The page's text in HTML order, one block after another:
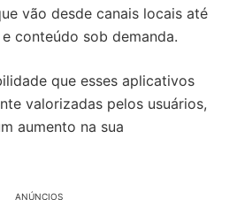
vão desde canais locais até
conteúdo sob demanda.
que esses aplicativos
valorizadas pelos usuários,
aumento na sua
ANÚNCIOS